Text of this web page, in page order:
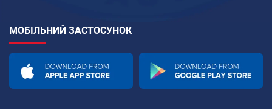
МОБІЛЬНИЙ ЗАСТОСУНОК